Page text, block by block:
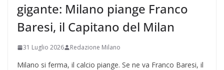
gigante: Milano piange Franco
Baresi, il Capitano del Milan
31 Luglio 2026 Redazione Milano
Milano si ferma, il calcio piange. Se ne va Franco Baresi, il